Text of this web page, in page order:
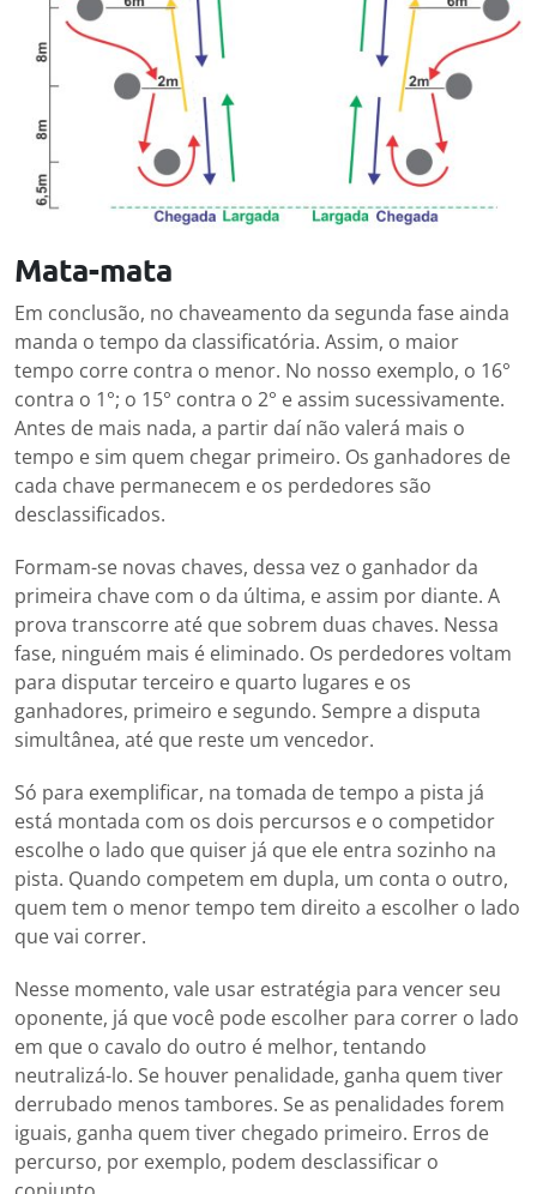
Mata-mata
Em conclusão, no chaveamento da segunda fase ainda
manda o tempo da classificatória. Assim, o maior
tempo corre contra o menor. No nosso exemplo, o 16°
contra o 1°; o 15° contra o 2° e assim sucessivamente.
Antes de mais nada, a partir daí não valerá mais o
tempo e sim quem chegar primeiro. Os ganhadores de
cada chave permanecem e os perdedores são
desclassificados.
Formam-se novas chaves, dessa vez o ganhador da
primeira chave com o da última, e assim por diante. A
prova transcorre até que sobrem duas chaves. Nessa
fase, ninguém mais é eliminado. Os perdedores voltam
para disputar terceiro e quarto lugares e os
ganhadores, primeiro e segundo. Sempre a disputa
simultânea, até que reste um vencedor.
Só para exemplificar, na tomada de tempo a pista já
está montada com os dois percursos e o competidor
escolhe o lado que quiser já que ele entra sozinho na
pista. Quando competem em dupla, um conta o outro,
quem tem o menor tempo tem direito a escolher o lado
que vai correr.
Nesse momento, vale usar estratégia para vencer seu
oponente, já que você pode escolher para correr o lado
em que o cavalo do outro é melhor, tentando
neutralizá-lo. Se houver penalidade, ganha quem tiver
derrubado menos tambores. Se as penalidades forem
iguais, ganha quem tiver chegado primeiro. Erros de
percurso, por exemplo, podem desclassificar o